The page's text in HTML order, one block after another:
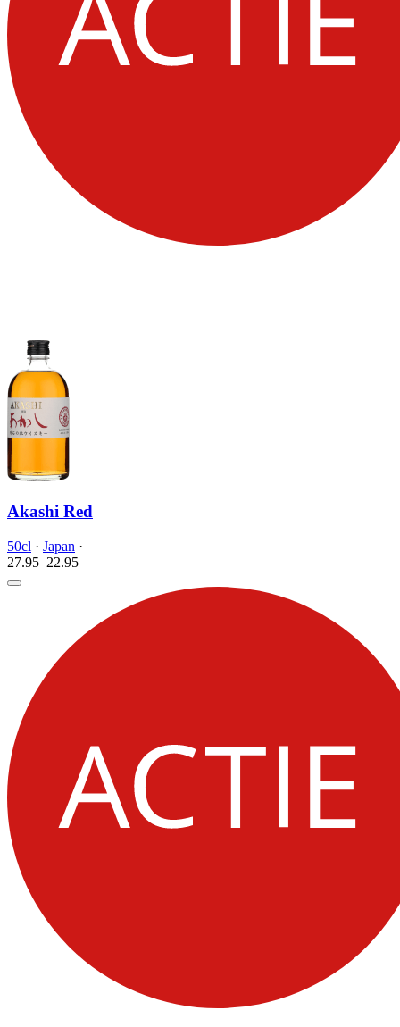
Akashi Red
50cl · Japan ·
27.95 22.95